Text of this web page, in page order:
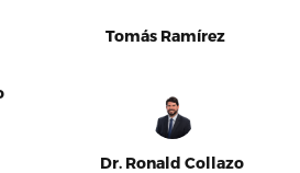
Tomás Ramírez
Dr. Ronald Collazo